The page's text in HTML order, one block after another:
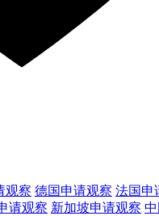
观察 德国申请观察 法国申
请观察 新加坡申请观察